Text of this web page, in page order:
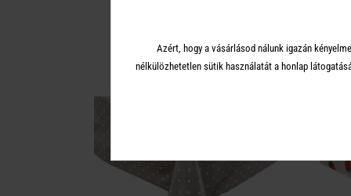
Azért, hogy a vásárlásod nálunk igazán
nélkülözhetetlen sütik használatát a honlap